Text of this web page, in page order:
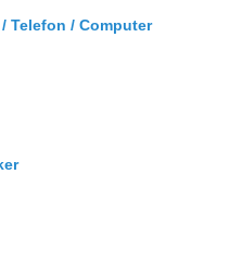
Telefon / Computer